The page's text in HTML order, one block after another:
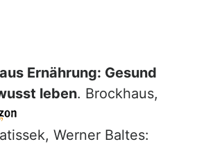
Ernährung: Gesund
leben. Brockhaus,
Werner Baltes: